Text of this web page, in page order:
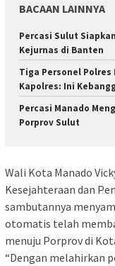
BACAAN LAINNYA
Percasi Sulut
Kejurnas di Banten
Tiga Personel Polres
Kapolres: Ini
Percasi Manado
Porprov Sulut
Wali Kota Manado
Kesejahteraan dan
sambutannya
otomatis telah
menuju Porprov di
“Dengan melahirkan